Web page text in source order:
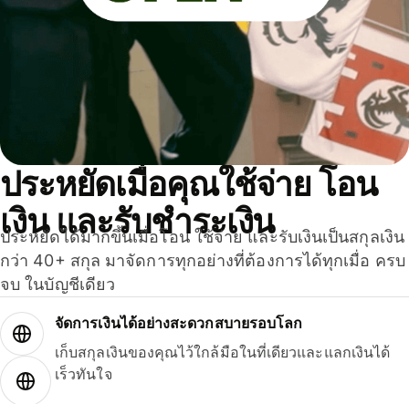
ประหยัดเมื่อคุณใช้จ่าย โอน
เงิน และรับชำระเงิน
ประหยัดได้มากขึ้นเมื่อโอน ใช้จ่าย และรับเงินเป็นสกุลเงิน
กว่า 40+ สกุล มาจัดการทุกอย่างที่ต้องการได้ทุกเมื่อ ครบ
จบ ในบัญชีเดียว
จัดการเงินได้อย่างสะดวกสบายรอบโลก
เก็บสกุลเงินของคุณไว้ใกล้มือในที่เดียวและแลกเงินได้
เร็วทันใจ